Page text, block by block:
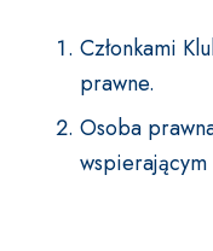
Członkami
prawne.
Osoba
wspierającym